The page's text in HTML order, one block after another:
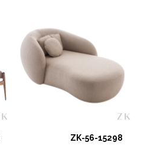
ZK-56-15298